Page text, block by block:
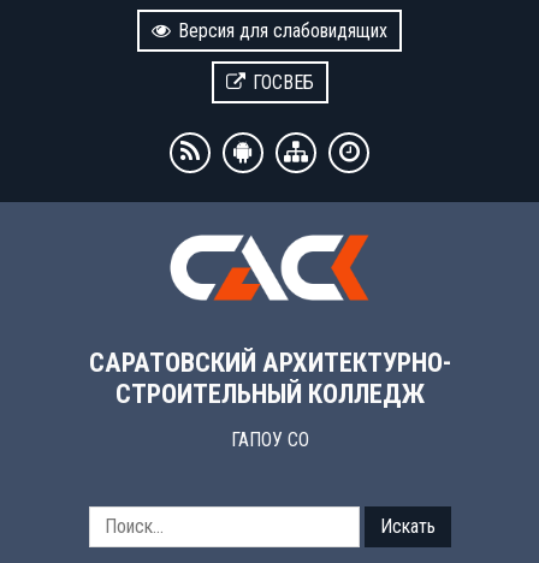
Версия для слабовидящих
ГОСВЕБ
САРАТОВСКИЙ АРХИТЕКТУРНО-
СТРОИТЕЛЬНЫЙ КОЛЛЕДЖ
ГАПОУ СО
Искать